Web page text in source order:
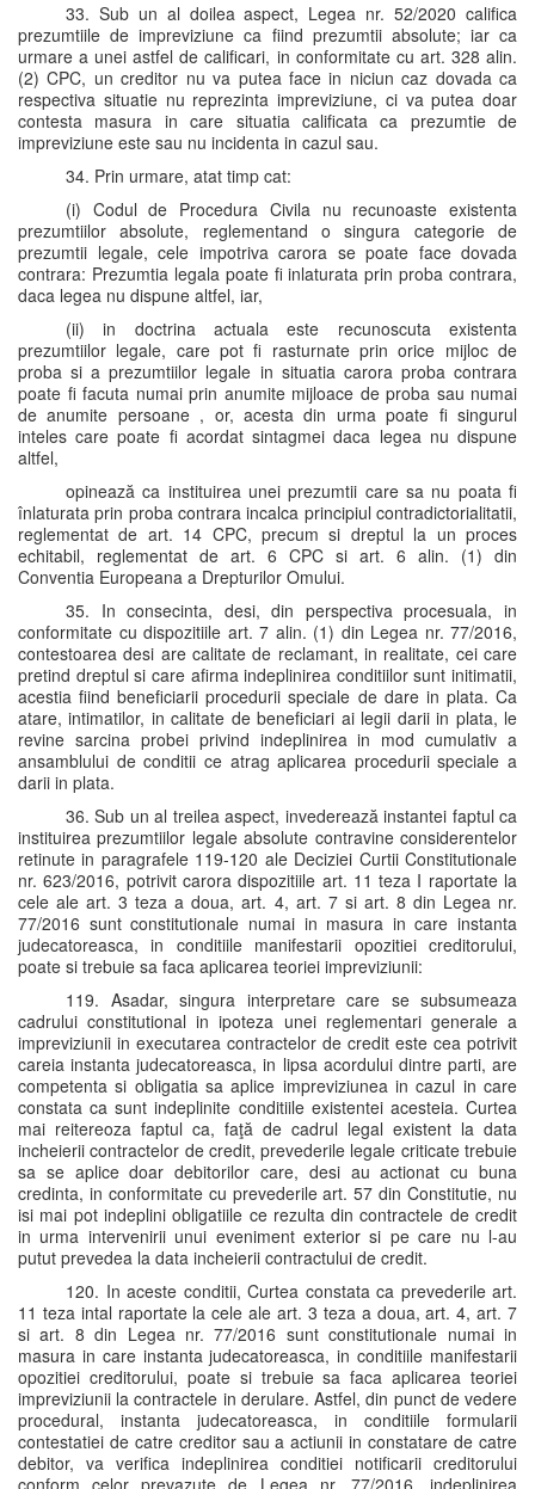
33. Sub un al doilea aspect, Legea nr. 52/2020 califica
prezumtiile de impreviziune ca fiind prezumtii absolute; iar ca
urmare a unei astfel de calificari, in conformitate cu art. 328 alin.
(2) CPC, un creditor nu va putea face in niciun caz dovada ca
respectiva situatie nu reprezinta impreviziune, ci va putea doar
contesta masura in care situatia calificata ca prezumtie de
impreviziune este sau nu incidenta in cazul sau.
34. Prin urmare, atat timp cat:
(i) Codul de Procedura Civila nu recunoaste existenta
prezumtiilor absolute, reglementand o singura categorie de
prezumtii legale, cele impotriva carora se poate face dovada
contrara: Prezumtia legala poate fi inlaturata prin proba contrara,
daca legea nu dispune altfel, iar,
(ii) in doctrina actuala este recunoscuta existenta
prezumtiilor legale, care pot fi rasturnate prin orice mijloc de
proba si a prezumtiilor legale in situatia carora proba contrara
poate fi facuta numai prin anumite mijloace de proba sau numai
de anumite persoane , or, acesta din urma poate fi singurul
inteles care poate fi acordat sintagmei daca legea nu dispune
altfel,
opinează ca instituirea unei prezumtii care sa nu poata fi
înlaturata prin proba contrara incalca principiul contradictorialitatii,
reglementat de art. 14 CPC, precum si dreptul la un proces
echitabil, reglementat de art. 6 CPC si art. 6 alin. (1) din
Conventia Europeana a Drepturilor Omului.
35. In consecinta, desi, din perspectiva procesuala, in
conformitate cu dispozitiile art. 7 alin. (1) din Legea nr. 77/2016,
contestoarea desi are calitate de reclamant, in realitate, cei care
pretind dreptul si care afirma indeplinirea conditiilor sunt initimatii,
acestia fiind beneficiarii procedurii speciale de dare in plata. Ca
atare, intimatilor, in calitate de beneficiari ai legii darii in plata, le
revine sarcina probei privind indeplinirea in mod cumulativ a
ansamblului de conditii ce atrag aplicarea procedurii speciale a
darii in plata.
36. Sub un al treilea aspect, invederează instantei faptul ca
instituirea prezumtiilor legale absolute contravine considerentelor
retinute in paragrafele 119-120 ale Deciziei Curtii Constitutionale
nr. 623/2016, potrivit carora dispozitiile art. 11 teza I raportate la
cele ale art. 3 teza a doua, art. 4, art. 7 si art. 8 din Legea nr.
77/2016 sunt constitutionale numai in masura in care instanta
judecatoreasca, in conditiile manifestarii opozitiei creditorului,
poate si trebuie sa faca aplicarea teoriei impreviziunii:
119. Asadar, singura interpretare care se subsumeaza
cadrului constitutional in ipoteza unei reglementari generale a
impreviziunii in executarea contractelor de credit este cea potrivit
careia instanta judecatoreasca, in lipsa acordului dintre parti, are
competenta si obligatia sa aplice impreviziunea in cazul in care
constata ca sunt indeplinite conditiile existentei acesteia. Curtea
mai reitereoza faptul ca, faţă de cadrul legal existent la data
incheierii contractelor de credit, prevederile legale criticate trebuie
sa se aplice doar debitorilor care, desi au actionat cu buna
credinta, in conformitate cu prevederile art. 57 din Constitutie, nu
isi mai pot indeplini obligatiile ce rezulta din contractele de credit
in urma intervenirii unui eveniment exterior si pe care nu l-au
putut prevedea la data incheierii contractului de credit.
120. In aceste conditii, Curtea constata ca prevederile art.
11 teza intal raportate la cele ale art. 3 teza a doua, art. 4, art. 7
si art. 8 din Legea nr. 77/2016 sunt constitutionale numai in
masura in care instanta judecatoreasca, in conditiile manifestarii
opozitiei creditorului, poate si trebuie sa faca aplicarea teoriei
impreviziunii la contractele in derulare. Astfel, din punct de vedere
procedural, instanta judecatoreasca, in conditiile formularii
contestatiei de catre creditor sau a actiunii in constatare de catre
debitor, va verifica indeplinirea conditiei notificarii creditorului
conform celor prevazute de Legea nr. 77/2016, indeplinirea